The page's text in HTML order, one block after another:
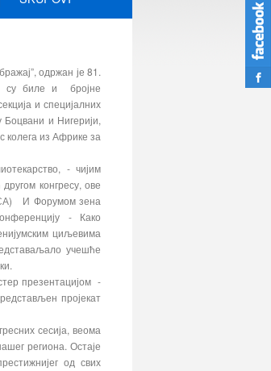
одржан је 81.
су биле и бројне
и специјалних
и Нигерији,
колега из Африке за
- чијим
конгресу, ове
И Форумом зена
- Како
циљевима
учешће
презентацијом -
пројекат
сесија, веома
региона. Остаје
од свих